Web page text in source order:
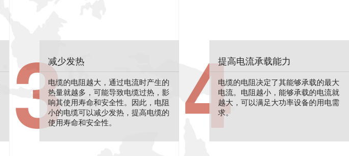
3减少发热
电缆的电阻越大，通过电流时产生的
热量就越多，可能导致电缆过热，影
响其使用寿命和安全性。因此，电阻
小的电缆可以减少发热，提高电缆的
使用寿命和安全性。
4提高电流承载能力
电缆的电阻决定了其能够承载的最大
电流。电阻越小，能够承载的电流就
越大，可以满足大功率设备的用电需
求。